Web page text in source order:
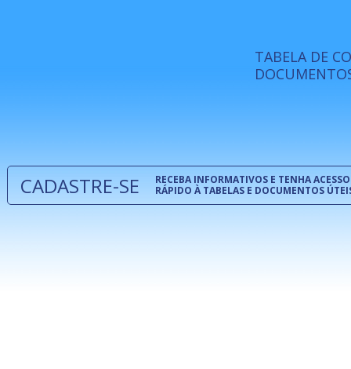
ISO 9001:
A
TABELA DE
CADASTRE-SE
RECEBA INFORMATIVOS E TENHA ACESSO
RÁPIDO À TABELAS E DOCUMENTOS